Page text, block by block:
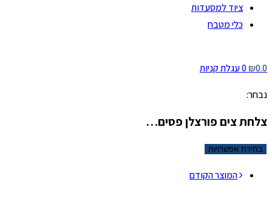
ציוד למסעדות
כלי מטבח
₪0.0
0 עגלת קניות
נבחר:
צלחת צים פורצלן פסים…
בחירת אפשרויות
המוצר הקודם